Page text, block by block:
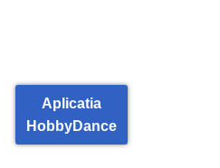
Aplicatia
HobbyDance